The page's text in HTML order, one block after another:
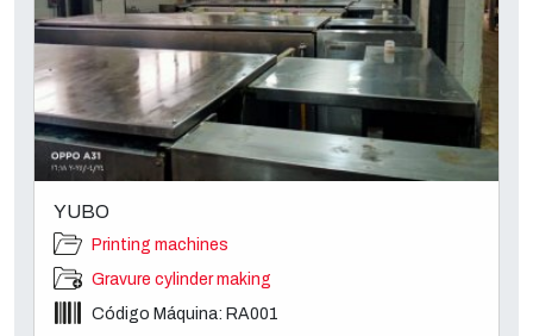
YUBO
Printing machines
Gravure cylinder making
Código Máquina: RA001